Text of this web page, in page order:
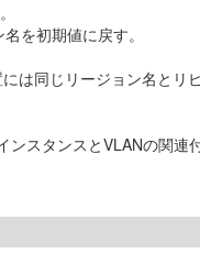
を初期値に戻す。
は同じリージョン名と
ンスタンスとVLANの関連